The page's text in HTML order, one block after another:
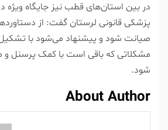
در بین استان‌های قطب نیز جایگاه ویژه
پزشکی قانونی لرستان گفت: از
صیانت شود و پیشنهاد می‌شود با
مشکلاتی که باقی است با کمک پرسنل و
شود.
About Author